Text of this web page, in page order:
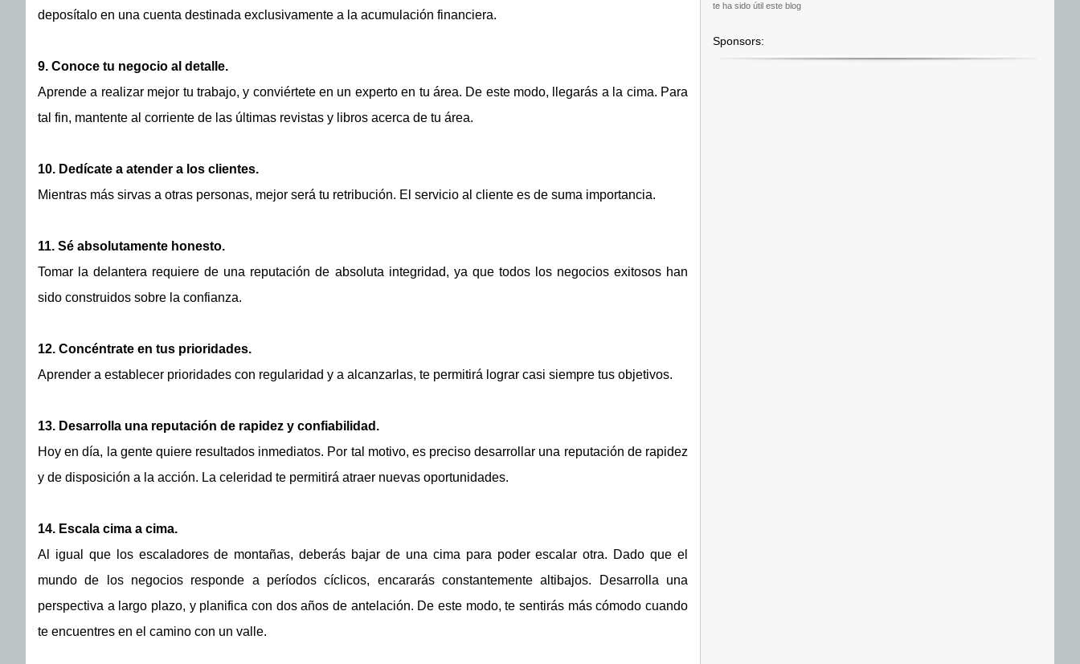
deposítalo en una cuenta destinada exclusivamente a la acumulación financiera.
9. Conoce tu negocio al detalle.
Aprende a realizar mejor tu trabajo, y conviértete en un experto en tu área. De este modo, llegarás a la cima. Para
tal fin, mantente al corriente de las últimas revistas y libros acerca de tu área.
10. Dedícate a atender a los clientes.
Mientras más sirvas a otras personas, mejor será tu retribución. El servicio al cliente es de suma importancia.
11. Sé absolutamente honesto.
Tomar la delantera requiere de una reputación de absoluta integridad, ya que todos los negocios exitosos han
sido construidos sobre la confianza.
12. Concéntrate en tus prioridades.
Aprender a establecer prioridades con regularidad y a alcanzarlas, te permitirá lograr casi siempre tus objetivos.
13. Desarrolla una reputación de rapidez y confiabilidad.
Hoy en día, la gente quiere resultados inmediatos. Por tal motivo, es preciso desarrollar una reputación de rapidez
y de disposición a la acción. La celeridad te permitirá atraer nuevas oportunidades.
14. Escala cima a cima.
Al igual que los escaladores de montañas, deberás bajar de una cima para poder escalar otra. Dado que el
mundo de los negocios responde a períodos cíclicos, encararás constantemente altibajos. Desarrolla una
perspectiva a largo plazo, y planifica con dos años de antelación. De este modo, te sentirás más cómodo cuando
te encuentres en el camino con un valle.
te ha sido útil este blog
Sponsors: